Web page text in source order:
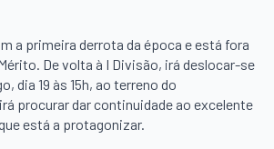
a primeira derrota da época e está fora
De volta à I Divisão, irá deslocar-se
dia 19 às 15h, ao terreno do
procurar dar continuidade ao excelente
está a protagonizar.